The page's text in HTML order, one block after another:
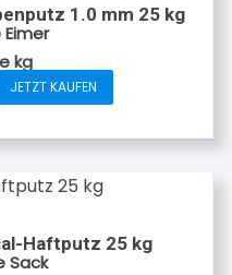
1.0 mm 25 kg
Eimer
kg
JETZT KAUFEN
Haftputz 25 kg
Sack